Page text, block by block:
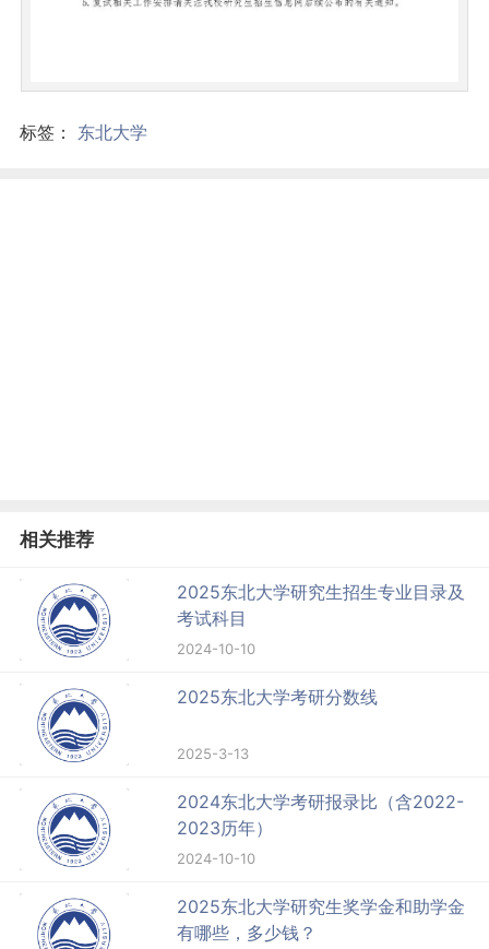
标签： 东北大学
相关推荐
2025东北大学研究生招生专业目录及
考试科目
2024-10-10
2025东北大学考研分数线
2025-3-13
2024东北大学考研报录比（含2022-
2023历年）
2024-10-10
2025东北大学研究生奖学金和助学金
有哪些，多少钱？